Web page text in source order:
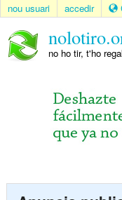
nou usuari accedir
no ho tir, t'ho